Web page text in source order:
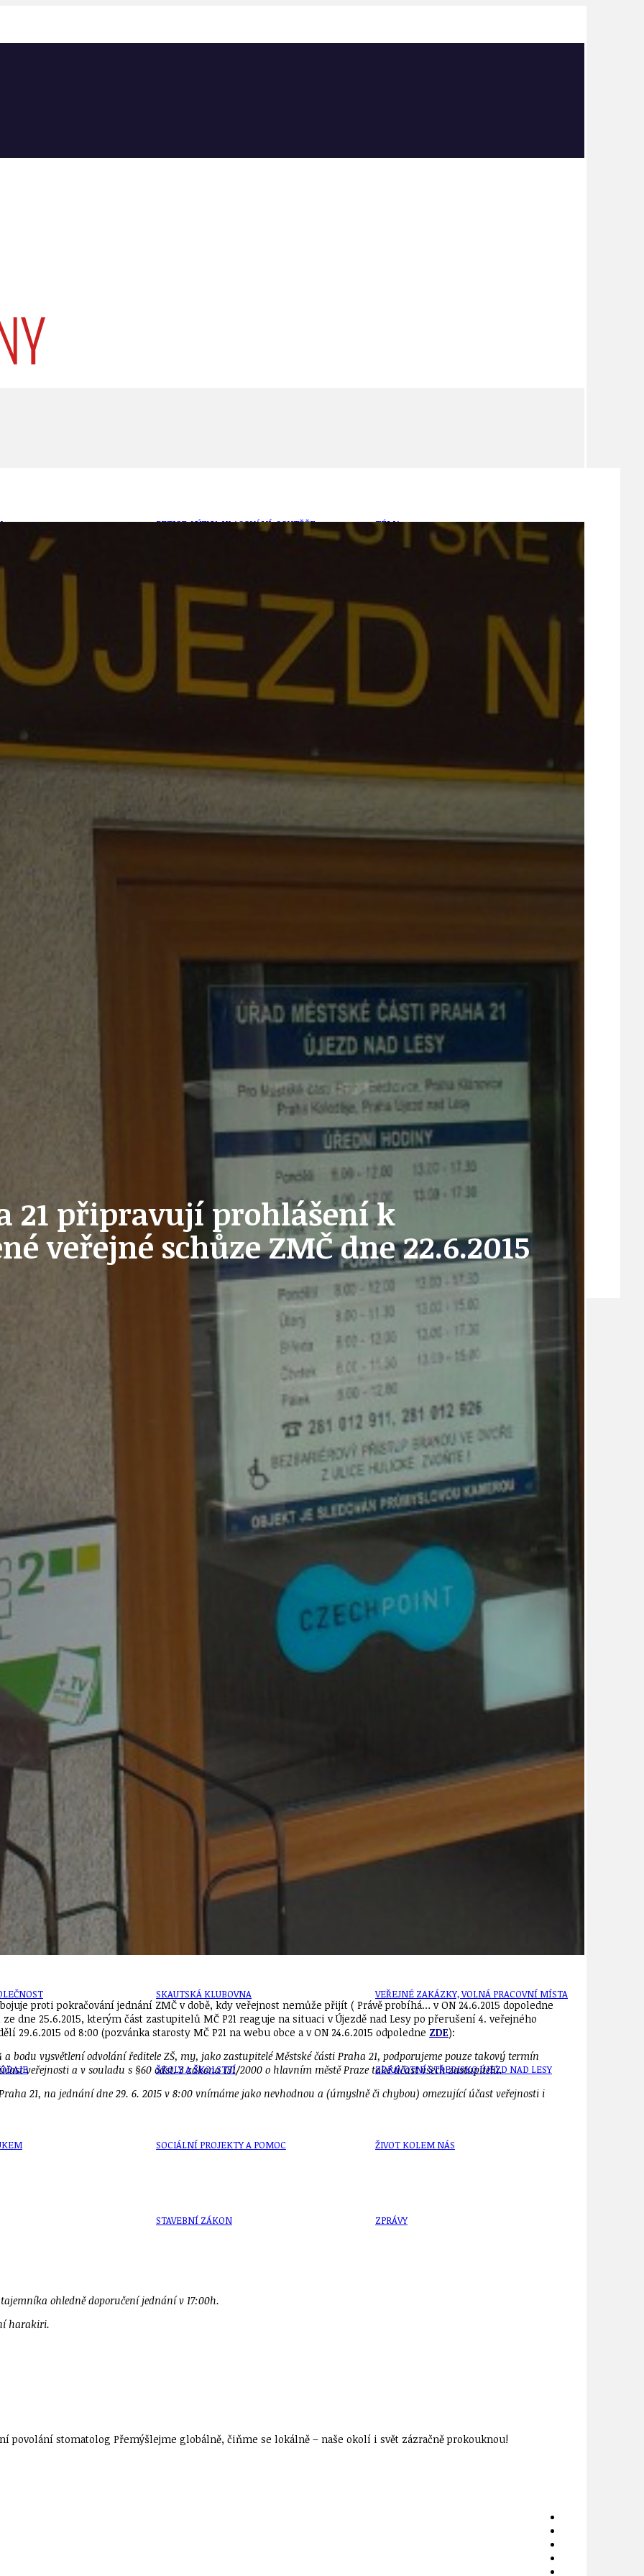
V KOLODĚJÍCH
- KLÁNOVICE A PARKOVÁNÍ
PETICE, VÝZVY, HLASOVÁNÍ, SOUTĚŽE
POLITIKA
PRAHA UDRŽITELNÁ
PRAŽSKÉ STAVEBNÍ PŘEDPISY
SOCIÁLNÍ PROJEKTY A POMOC
STAVEBNÍ ZÁKON
TÉMA
UDRŽITELNOST
ÚJEZDSKÝ ZPRAVODAJ
VEŘEJNÉ ZAKÁZKY, VOLNÁ PRACOVNÍ MÍSTA
ZDRAVOTNÍ STŘEDISKO ÚJEZD NAD LESY
ŽIVOT KOLEM NÁS
ZPRÁVY
V KOLODĚJÍCH
- KLÁNOVICE A PARKOVÁNÍ
PETICE, VÝZVY, HLASOVÁNÍ, SOUTĚŽE
PRAŽSKÉ STAVEBNÍ PŘEDPISY
SKAUTSKÁ KLUBOVNA
ŠKOLY A ŠKOLSTVÍ
SOCIÁLNÍ PROJEKTY A POMOC
STAVEBNÍ ZÁKON
TÉMA
TÉMATA SPÍCÍ
UDRŽITELNOST
ÚJEZDSKÝ ZPRAVODAJ
ÚVALSKÉ KOUPALIŠTĚ
VEŘEJNÉ ZAKÁZKY, VOLNÁ PRACOVNÍ MÍSTA
ZDRAVOTNÍ STŘEDISKO ÚJEZD NAD LESY
ŽIVOT KOLEM NÁS
ZPRÁVY
21 připravují prohlášení k
veřejné schůze ZMČ dne 22.6.2015
proti pokračování jednání ZMČ v době, kdy veřejnost nemůže přijít ( Právě probíhá… v ON 24.6.2015 dopoledne
dne 25.6.2015, kterým část zastupitelů MČ P21 reaguje na situaci v Újezdě nad Lesy po přerušení 4. veřejného
29.6.2015 od 8:00 (pozvánka starosty MČ P21 na webu obce a v ON 24.6.2015 odpoledne ZDE):
bodu vysvětlení odvolání ředitele ZŠ, my, jako zastupitelé Městské části Praha 21, podporujeme pouze takový termín
veřejnosti a v souladu s §60 odst. 3 zákona 131/2000 o hlavním městě Praze také účast všech zastupitelů.
21, na jednání dne 29. 6. 2015 v 8:00 vnímáme jako nevhodnou a (úmyslně či chybou) omezující účast veřejnosti i
ohledně doporučení jednání v 17:00h.
harakiri.
povolání stomatolog Přemýšlejme globálně, čiňme se lokálně – naše okolí i svět zázračně prokouknou!